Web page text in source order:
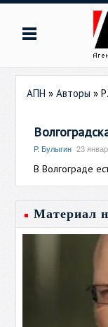
АПН »Авторы »
Р. Булыгин 23
В Волгограде
Материал